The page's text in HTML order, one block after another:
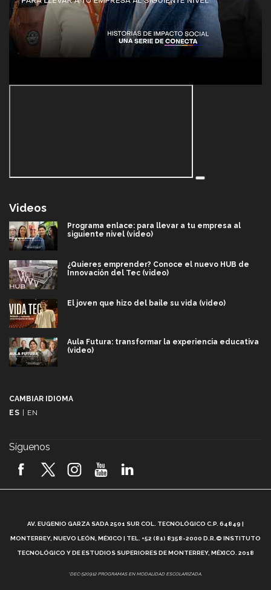
Videos
Programa enlace: para llevar a tu empresa al
siguiente nivel (video)
¿Quieres emprender? Conoce el nuevo HUB de
Innovación del Tec (video)
El joven que hizo del baile su vida (video)
Aula Futura: transformar la experiencia educativa
(video)
2026! (video)
¿Cómo es el Modelo Educativo Tec? (video)
Vida Tec: Feminismo e Inteligencia Artificial, Paola
CAMBIAR IDIOMA
ES
EN
Síguenos
AV. EUGENIO GARZA SADA 2501 SUR COL. TECNOLÓGICO C.P. 64849 |
MONTERREY, NUEVO LEÓN, MÉXICO | TEL. +52 (81) 8358-2000 D.R.© INSTITUTO
TECNOLÓGICO Y DE ESTUDIOS SUPERIORES DE MONTERREY, MÉXICO. 2018
*DEC-520912 PROGRAMAS EN MODALIDAD ESCOLARIZADA.